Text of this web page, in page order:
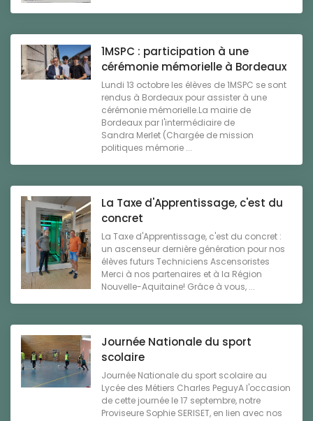
1MSPC : participation à une
cérémonie mémorielle à Bordeaux
Lundi 13 octobre les élèves de 1MSPC se sont
rendus à Bordeaux pour assister à une
cérémonie mémorielle.La mairie de
Bordeaux par l'intermédiaire de
Sandra Merlet (Chargée de mission
politiques mémorie ...
La Taxe d'Apprentissage, c'est du
concret
La Taxe d'Apprentissage, c'est du concret :
un ascenseur dernière génération pour nos
élèves futurs Techniciens Ascensoristes
Merci à nos partenaires et à la Région
Nouvelle-Aquitaine! Grâce à vous, ...
Journée Nationale du sport
scolaire
Journée Nationale du sport scolaire au
Lycée des Métiers Charles PeguyA l'occasion
de cette journée le 17 septembre, notre
Proviseure Sophie SERISET, en lien avec nos